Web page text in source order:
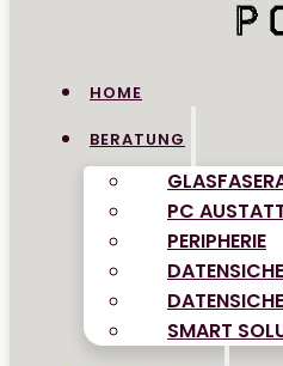
HOME
BERATUNG
PC
PERIPHERIE
SMART